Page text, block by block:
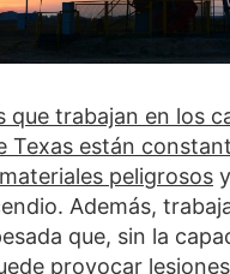
que trabajan en los
Texas están
peligrosos
Además,
que, sin la
provocar